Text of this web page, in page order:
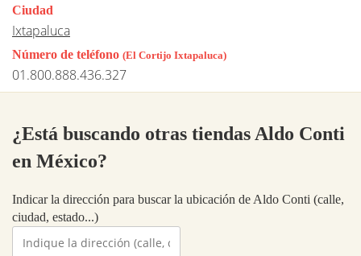
Ciudad
Ixtapaluca
Número de teléfono (El Cortijo Ixtapaluca)
01.800.888.436.327
¿Está buscando otras tiendas Aldo Conti
en México?
Indicar la dirección para buscar la ubicación de Aldo Conti (calle,
ciudad, estado...)